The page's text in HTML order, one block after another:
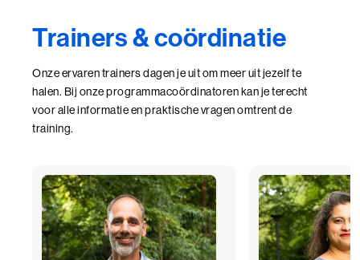
Trainers & coördinatie
Onze ervaren trainers dagen je uit om meer uit jezelf te
halen. Bij onze programmacoördinatoren kan je terecht
voor alle informatie en praktische vragen omtrent de
training.